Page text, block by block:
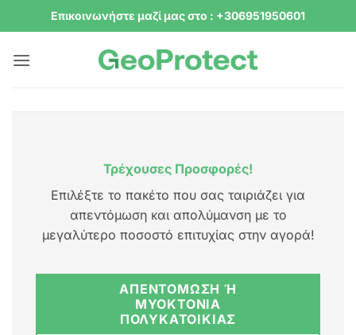
Μετάβαση
στο
Επικοινωνήστε μαζί μας στο : +306951950601
Τρέχουσες Προσφορές!
Επιλέξτε το πακέτο που σας ταιριάζει για
απεντόμωση και απολύμανση με το
μεγαλύτερο ποσοστό επιτυχίας στην αγορά!
ΑΠΕΝΤΟΜΩΣΗ Ή Μ
ΥΟΚΤΟΝΙΑ Π
ΟΛΥΚΑΤΟΙΚΙΑΣ